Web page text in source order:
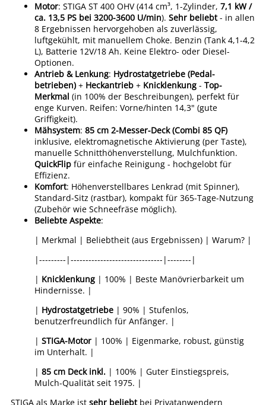
Motor: STIGA ST 400 OHV (414 cm³, 1-Zylinder, 7,1 kW /
ca. 13,5 PS bei 3200-3600 U/min). Sehr beliebt- in allen
8 Ergebnissen hervorgehoben als zuverlässig,
luftgekühlt, mit manuellem Choke. Benzin (Tank 4,1-4,2
L), Batterie 12V/18 Ah. Keine Elektro- oder Diesel-
Optionen.
Antrieb & Lenkung: Hydrostatgetriebe (Pedal-
betrieben) + Heckantrieb + Knicklenkung - Top-
Merkmal (in 100% der Beschreibungen), perfekt für
enge Kurven. Reifen: Vorne/hinten 14,3" (gute
Griffigkeit).
Mähsystem: 85 cm 2-Messer-Deck (Combi 85 QF)
inklusive, elektromagnetische Aktivierung (per Taste),
manuelle Schnitthöhenverstellung, Mulchfunktion.
QuickFlip für einfache Reinigung - hochgelobt für
Effizienz.
Komfort: Höhenverstellbares Lenkrad (mit Spinner),
Standard-Sitz (rastbar), kompakt für 365-Tage-Nutzung
(Zubehör wie Schneefräse möglich).
Beliebte Aspekte:
| Merkmal | Beliebtheit (aus Ergebnissen) | Warum? |
|---------|-------------------------------|--------|
| Knicklenkung | 100% | Beste Manövrierbarkeit um
Hindernisse. |
| Hydrostatgetriebe | 90% | Stufenlos,
benutzerfreundlich für Anfänger. |
| STIGA-Motor | 100% | Eigenmarke, robust, günstig
im Unterhalt. |
| 85 cm Deck inkl. | 100% | Guter Einstiegspreis,
Mulch-Qualität seit 1975. |
STIGA als Marke ist sehr beliebtbei Privatanwendern